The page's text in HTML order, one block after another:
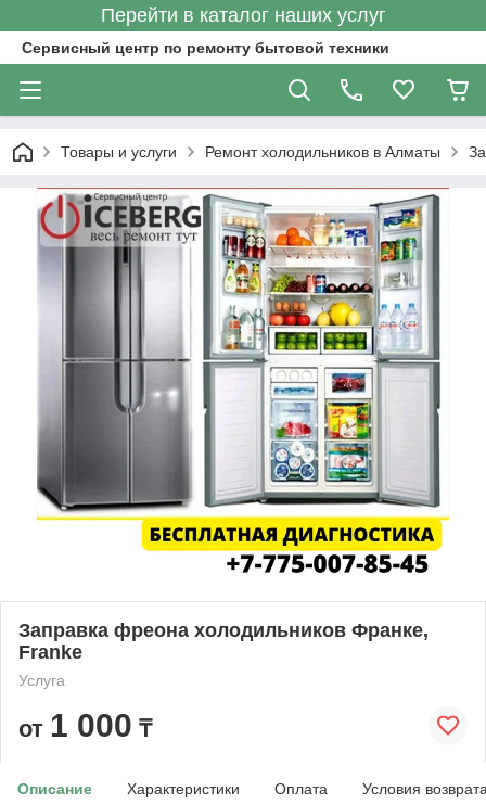
Перейти в каталог наших услуг
Сервисный центр по ремонту бытовой техники
Товары и услуги Ремонт холодильников в Алматы
Заправка фреона холодильников Франке,
Franke
Услуга
от 1 000 ₸
Описание Характеристики Оплата Условия